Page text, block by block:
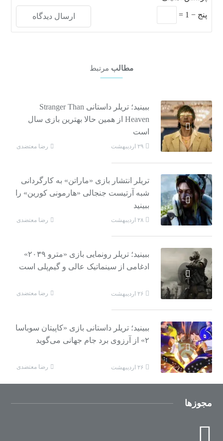
پنج −
1
=
مطالب مرتبط
ببینید؛ تریلر داستانی Stranger Than
Heaven از همین حالا بهترین بازی سال
است
۲۹ اردیبهشت رضا معتضدی
تریلر انتشار بازی «ماراتن» به کارگردانی
شبه آرتیست جنجالی «هارمونی کورین» را
ببینید
۲۸ اردیبهشت رضا معتضدی
ببینید؛ تریلر رونمایی بازی «مترو ۲۰۳۹»
ادغامی از سینماتیک عالی و گیم‌پلی است
۲۶ اردیبهشت رضا معتضدی
ببینید؛ تریلر داستانی بازی «کاپیتان سوباسا
۲» از آرزوی برد جام جهانی می‌گوید
۲۶ اردیبهشت رضا معتضدی
مجوزها